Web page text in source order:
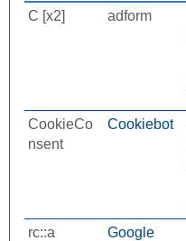
C [x2]
adform
CookieCo
nsent
Cookiebot
rc::a Google